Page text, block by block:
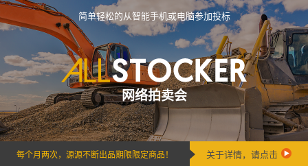
简单轻松的从智能手机或电脑参加投标
网络拍卖会
每个月两次，源源不断出品期限限定商品！ 关于详情，请点击